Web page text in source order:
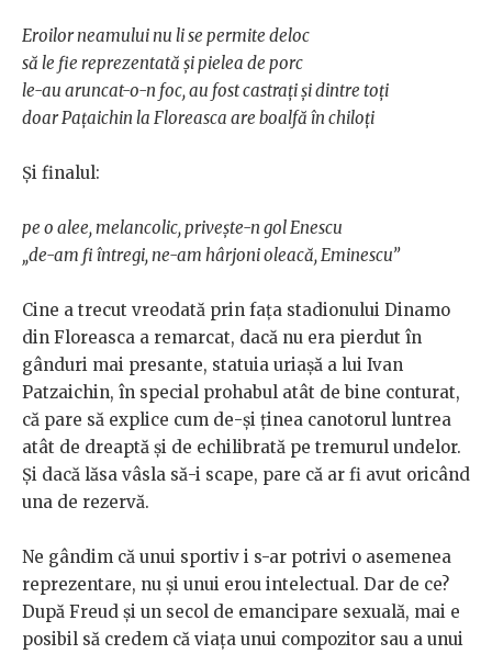
Eroilor neamului nu li se permite deloc
să le fie reprezentată și pielea de porc
le-au aruncat-o-n foc, au fost castrați și dintre toți
doar Pațaichin la Floreasca are boalfă în chiloți
Și finalul:
pe o alee, melancolic, privește-n gol Enescu
„de-am fi întregi, ne-am hârjoni oleacă, Eminescu”
Cine a trecut vreodată prin fața stadionului Dinamo
din Floreasca a remarcat, dacă nu era pierdut în
gânduri mai presante, statuia uriașă a lui Ivan
Patzaichin, în special prohabul atât de bine conturat,
că pare să explice cum de-și ținea canotorul luntrea
atât de dreaptă și de echilibrată pe tremurul undelor.
Și dacă lăsa vâsla să-i scape, pare că ar fi avut oricând
una de rezervă.
Ne gândim că unui sportiv i s-ar potrivi o asemenea
reprezentare, nu și unui erou intelectual. Dar de ce?
După Freud și un secol de emancipare sexuală, mai e
posibil să credem că viața unui compozitor sau a unui